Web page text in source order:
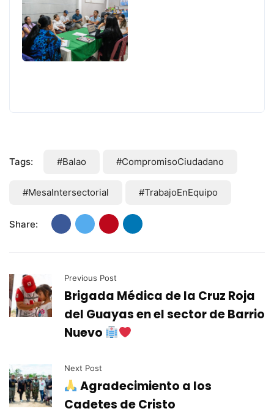
Tags: #Balao #CompromisoCiudadano
#MesaIntersectorial #TrabajoEnEquipo
Share:
Previous Post
Brigada Médica de la Cruz Roja
del Guayas en el sector de Barrio
Nuevo
Next Post
Agradecimiento a los
Cadetes de Cristo